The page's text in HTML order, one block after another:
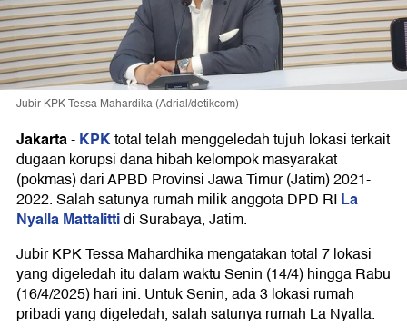
Jubir KPK Tessa Mahardika (Adrial/detikcom)
Jakarta-KPKtotal telah menggeledah tujuh lokasi terkait
dugaan korupsi dana hibah kelompok masyarakat
(pokmas) dari APBD Provinsi Jawa Timur (Jatim) 2021-
2022. Salah satunya rumah milik anggota DPD RILa
Nyalla Mattalittidi Surabaya, Jatim.
Jubir KPK Tessa Mahardhika mengatakan total 7 lokasi
yang digeledah itu dalam waktu Senin (14/4) hingga Rabu
(16/4/2025) hari ini. Untuk Senin, ada 3 lokasi rumah
pribadi yang digeledah, salah satunya rumah La Nyalla.